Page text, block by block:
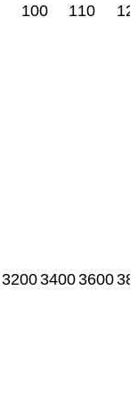
100 110
320034003600